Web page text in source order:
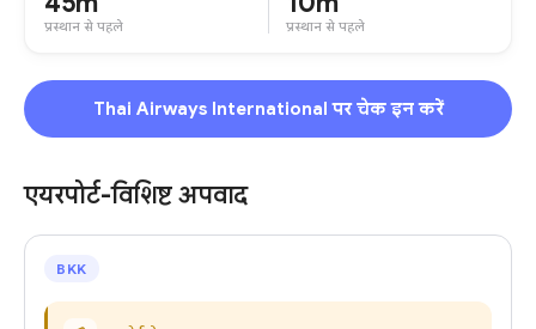
प्रस्थान से पहले प्रस्थान से पहले
Thai Airways International पर चेक इन करें
एयरपोर्ट-विशिष्ट अपवाद
BKK